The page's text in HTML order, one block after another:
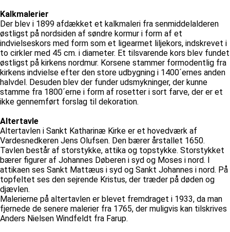
Kalkmalerier
Der blev i 1899 afdækket et kalkmaleri fra senmiddelalderen
østligst på nordsiden af søndre kormur i form af et
indvielseskors med form som et ligearmet liljekors, indskrevet i
to cirkler med 45 cm. i diameter. Et tilsvarende kors blev fundet
østligst på kirkens nordmur. Korsene stammer formodentlig fra
kirkens indvielse efter den store udbygning i 1400´ernes anden
halvdel. Desuden blev der funder udsmykninger, der kunne
stamme fra 1800´erne i form af rosetter i sort farve, der er et
ikke gennemført forslag til dekoration.
Altertavle
Altertavlen i Sankt Katharinæ Kirke er et hovedværk af
Vardesnedkeren Jens Olufsen. Den bærer årstallet 1650.
Tavlen består af storstykke, attika og topstykke. Storstykket
bærer figurer af Johannes Døberen i syd og Moses i nord. I
attikaen ses Sankt Mattæus i syd og Sankt Johannes i nord. På
topfeltet ses den sejrende Kristus, der træder på døden og
djævlen.
Malerierne på altertavlen er blevet fremdraget i 1933, da man
fjernede de senere malerier fra 1765, der muligvis kan tilskrives
Anders Nielsen Windfeldt fra Farup.